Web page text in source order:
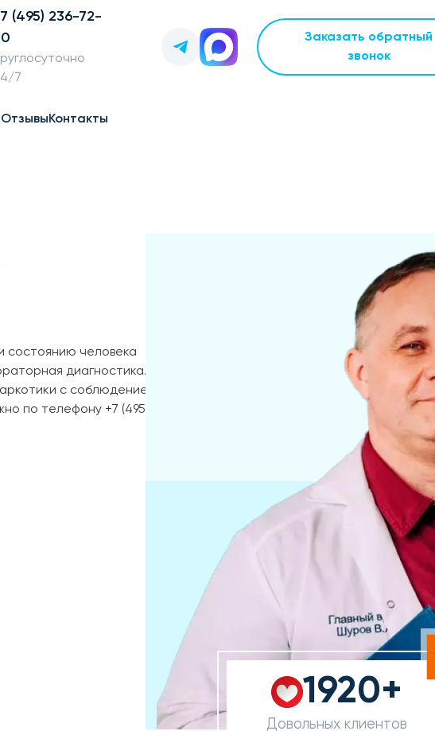
(495) 236-72-
7
Заказать обратный
звонок
ОтзывыКонтакты
состоянию человека
диагностика. В
с соблюдением
по телефону +7 (495)
1920+
Довольных клиентов